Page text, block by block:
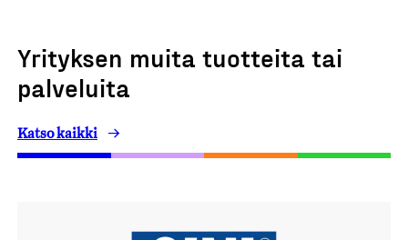
Yrityksen muita tuotteita tai
palveluita
Katso kaikki